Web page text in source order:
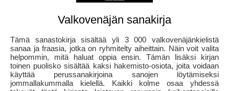
Valkovenäjän sanakirja
Tämä sanastokirja sisältää yli 3 000 valkovenäjänkielistä
sanaa ja fraasia, jotka on ryhmitelty aiheittain. Näin voit valita
helpommin, mitä haluat oppia ensin. Tämän lisäksi kirjan
toinen puolisko sisältää kaksi hakemisto-osiota, joita voidaan
käyttää perussanakirjoina sanojen löytämiseksi
jommallakummalla kielellä. Kaikki kolme osaa yhdessä